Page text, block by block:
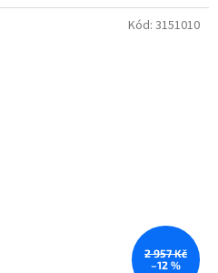
2 957 Kč
–12 %
Kód: 3151010